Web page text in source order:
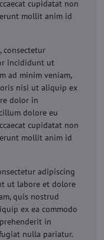
cupidatat non
mollit anim id
consectetur
incididunt ut
ad minim veniam,
nisi ut aliquip ex
dolor in
dolore eu
cupidatat non
mollit anim id
adipiscing
ut labore et dolore
quis nostrud
ex ea commodo
in
nulla pariatur.